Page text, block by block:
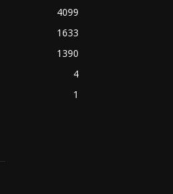
4099
1633
1390
4
1